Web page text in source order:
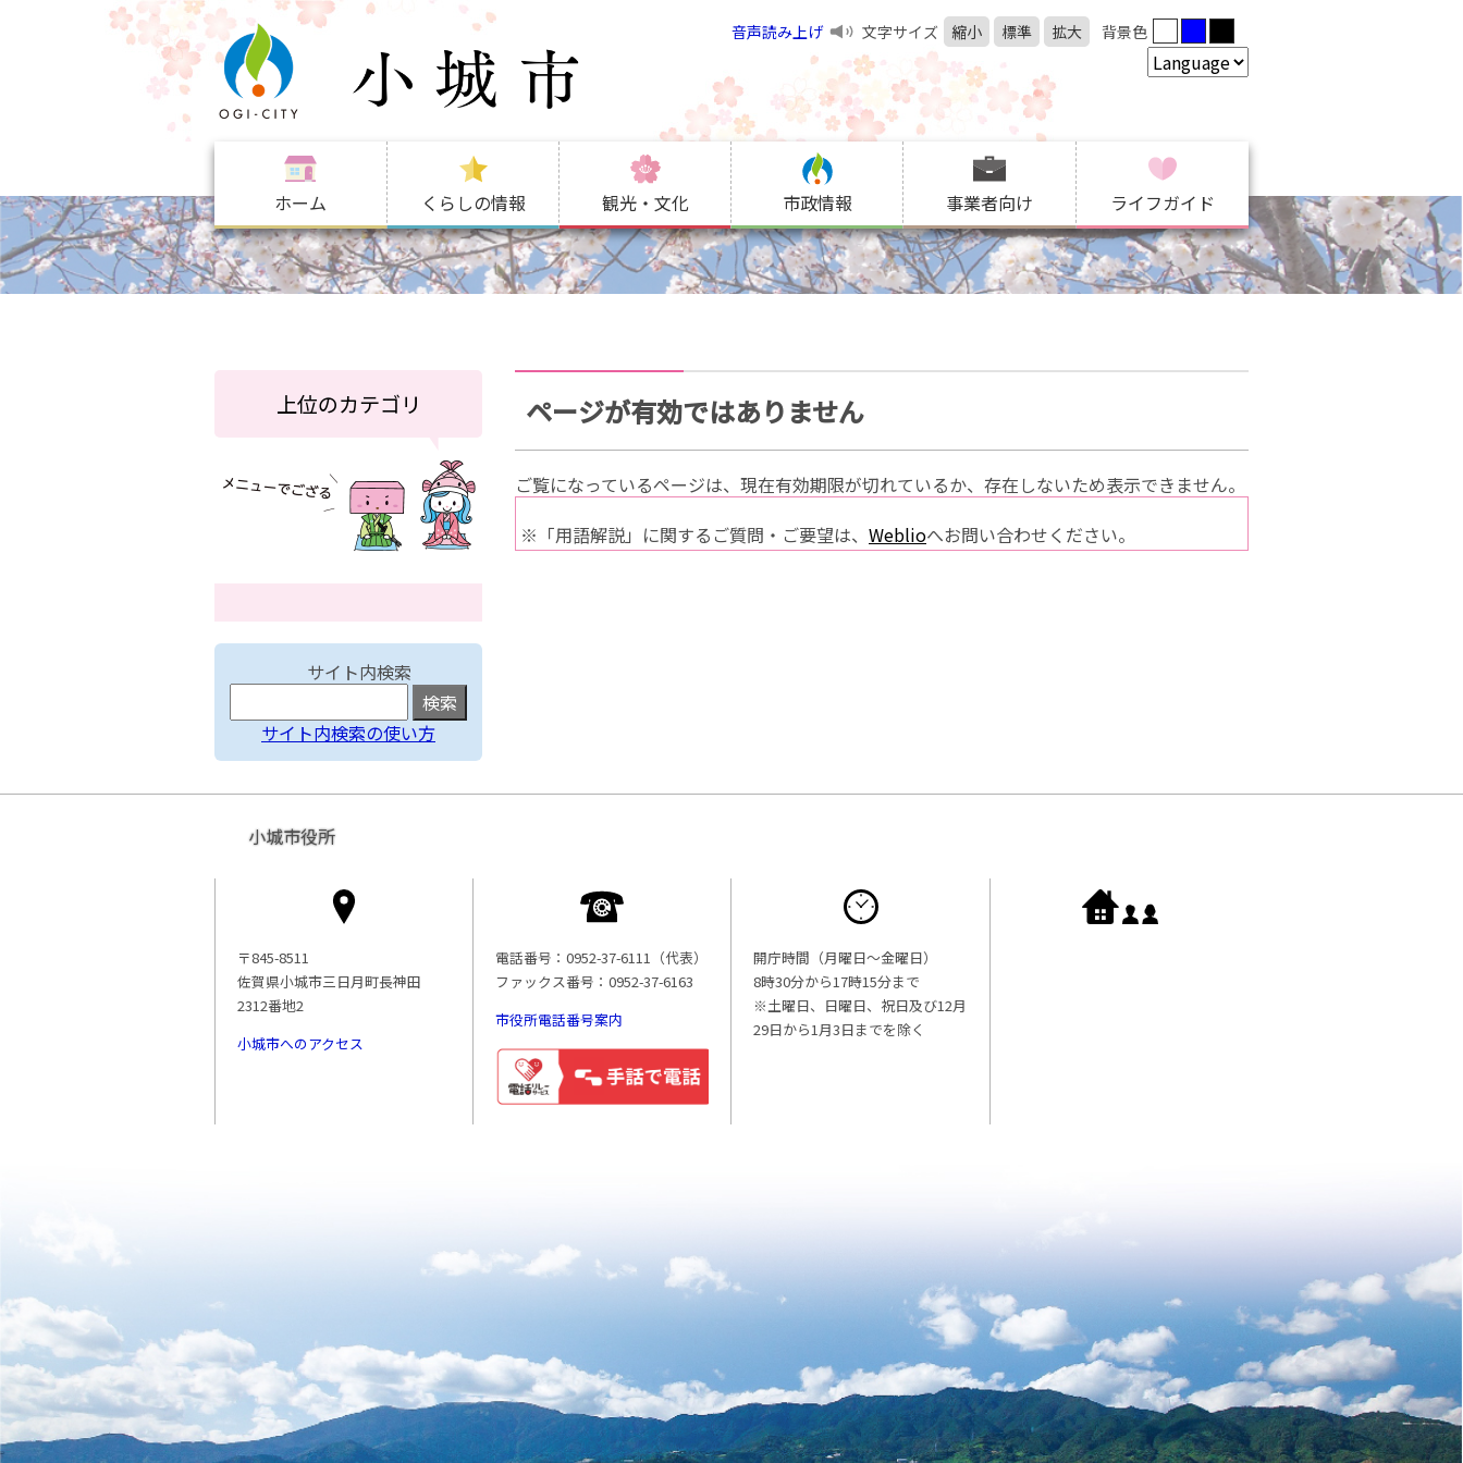
音声読み上げ 文字サイズ 縮小 標準 拡大 背景色
ホーム くらしの情報 観光・文化 市政情報 事業者向け ライフガイド
ページが有効ではありません
ご覧になっているページは、現在有効期限が切れているか、存在しないため表示できません。
※「用語解説」に関するご質問・ご要望は、 Weblioへお問い合わせください。
上位のカテゴリ
サイト内検索
サイト内検索の使い方
小城市役所
〒845-8511
佐賀県小城市三日月町長神田
2312番地2
小城市へのアクセス
電話番号：0952-37-6111（代表）
ファックス番号：0952-37-6163
市役所電話番号案内
開庁時間（月曜日〜金曜日）
8時30分から17時15分まで
※土曜日、日曜日、祝日及び12月
29日から1月3日までを除く